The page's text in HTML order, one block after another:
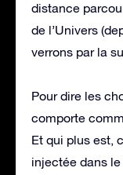
distance
de l’Univers
verrons par la
Pour dire les
comporte
Et qui plus est,
injectée dans